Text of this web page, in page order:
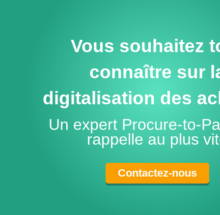
Vous souhaitez
connaître sur
digitalisation des
Un expert Procure-to-
rappelle au plus
Contactez-nous